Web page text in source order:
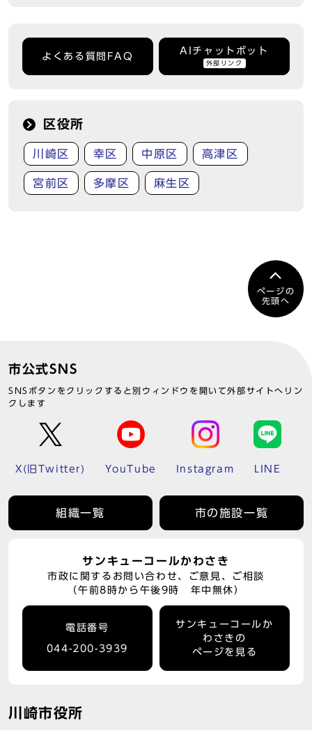
よくある質問FAQ
AIチャットボット
外部リンク
区役所
川崎区 幸区 中原区 高津区
宮前区 多摩区 麻生区
ページの
先頭へ
市公式SNS
SNSボタンをクリックすると別ウィンドウを開いて外部サイトへリン
クします
X(旧Twitter) YouTube Instagram LINE
組織一覧 市の施設一覧
サンキューコールかわさき
市政に関するお問い合わせ、ご意見、ご相談
（午前8時から午後9時 年中無休）
電話番号
044-200-3939
サンキューコールか
わさきの
ページを見る
川崎市役所